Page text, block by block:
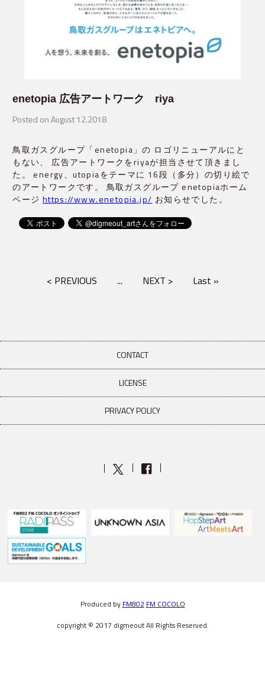
enetopia 広告アートワーク riya
Posted on August 12.2018
鳥取ガスグループ「enetopia」の ロゴリニューアルにと
もない、 広告アートワークをriyaが担当させて頂きまし
た。 energy、utopiaをテーマに 16段（多分）の切り絵で
のアートワークです。 鳥取ガスグループ enetopiaホーム
ページ https://www.enetopia.jp/ お知らせでした。
< PREVIOUS ... NEXT > Last »
CONTACT
LICENSE
PRIVACY POLICY
Produced by FM802 FM COCOLO
copyright © 2017 digmeout All Rights Reserved.